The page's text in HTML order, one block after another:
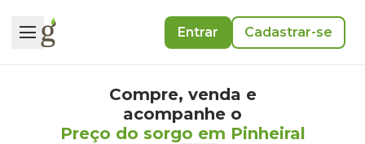
Entrar Cadastrar-se
Compre, venda e
acompanhe o
Preço do sorgo em Pinheiral